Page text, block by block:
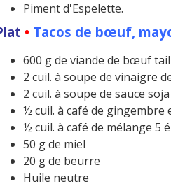
Piment d'Espelette.
• Tacos de bœuf,
600 g de viande de bœuf
2 cuil. à soupe de vinaigre
2 cuil. à soupe de sauce soja
½ cuil. à café de gingembre
½ cuil. à café de mélange 5
50 g de miel
20 g de beurre
Huile neutre